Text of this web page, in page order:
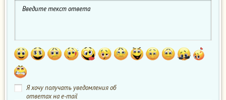
Я хочу получать уведомления об
ответах на e-mail